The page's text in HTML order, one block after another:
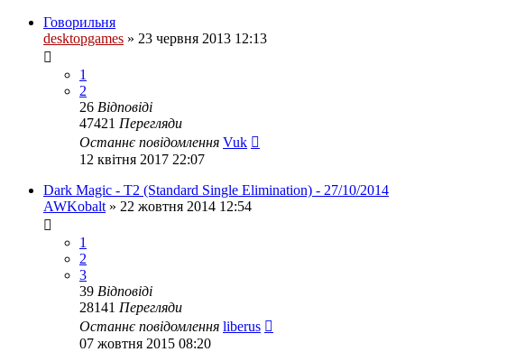
Говорильня
desktopgames » 23 червня 2013 12:13
1
2
26 Відповіді
47421 Перегляди
Останнє повідомлення Vuk
12 квітня 2017 22:07
Dark Magic - T2 (Standard Single Elimination) - 27/10/2014
AWKobalt » 22 жовтня 2014 12:54
1
2
3
39 Відповіді
28141 Перегляди
Останнє повідомлення liberus
07 жовтня 2015 08:20